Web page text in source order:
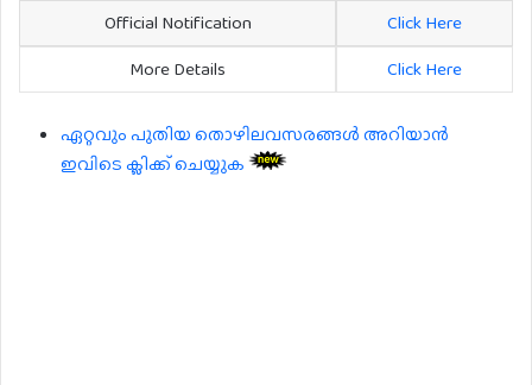
Official Notification
Click Here
More Details
Click Here
ഏറ്റവും പുതിയ തൊഴിലവസരങ്ങൾ അറിയാൻ
ഇവിടെ ക്ലിക്ക് ചെയ്യുക